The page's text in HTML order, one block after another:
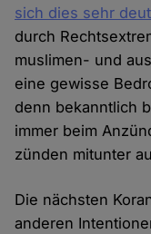
sich dies sehr
durch
muslimen- und
eine gewisse
denn bekanntlich
immer beim
zünden mitunter
Die nächsten
anderen